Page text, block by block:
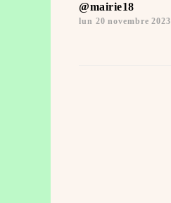
@mairie18
lun 20 novembre 2023